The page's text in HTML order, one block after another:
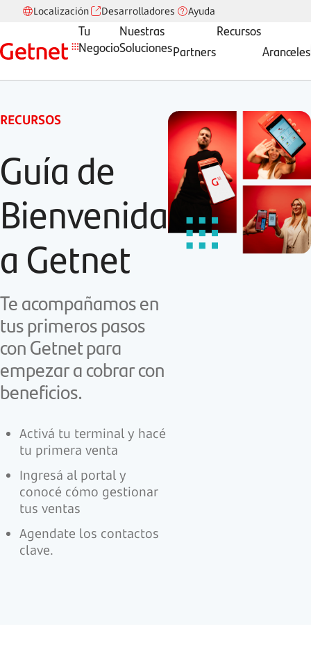
Tu
Negocio
Nuestras
SolucionesPartners
Recursos
Aranceles
Localización Desarrolladores Ayuda
RECURSOS
Guía de
Bienvenida
a Getnet
Te acompañamos en
tus primeros pasos
con Getnet para
empezar a cobrar con
beneficios.
Activá tu terminal y hacé
tu primera venta
Ingresá al portal y
conocé cómo gestionar
tus ventas
Agendate los contactos
clave.